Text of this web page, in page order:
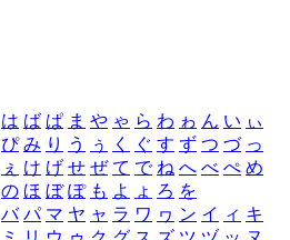
は ば ぱ ま や ゃ ら わ ゎ ん い ぃ
ぴ み り う ぅ く ぐ す ず つ づ っ
ぇ け げ せ ぜ て で ね へ べ ぺ め
の ほ ぼ ぽ も よ ょ ろ を
バ パ マ ヤ ャ ラ ワ ヮ ン イ ィ キ